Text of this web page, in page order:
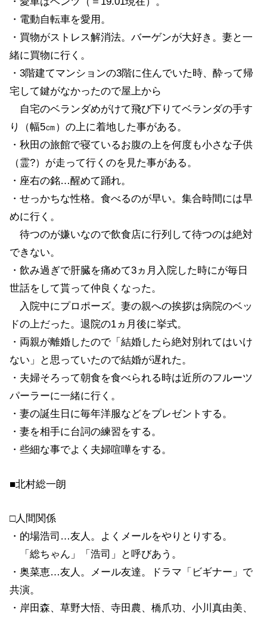
・電動自転車を愛用。
・買物がストレス解消法。バーゲンが大好き。妻と一
緒に買物に行く。
・3階建てマンションの3階に住んでいた時、酔って帰
宅して鍵がなかったので屋上から
自宅のベランダめがけて飛び下りてベランダの手す
り（幅5㎝）の上に着地した事がある。
・秋田の旅館で寝ているお腹の上を何度も小さな子供
（霊?）が走って行くのを見た事がある。
・座右の銘…醒めて踊れ。
・せっかちな性格。食べるのが早い。集合時間には早
めに行く。
待つのが嫌いなので飲食店に行列して待つのは絶対
できない。
・飲み過ぎで肝臓を痛めて3ヵ月入院した時にが毎日
世話をして貰って仲良くなった。
入院中にプロポーズ。妻の親への挨拶は病院のベッ
ドの上だった。退院の1ヵ月後に挙式。
・両親が離婚したので「結婚したら絶対別れてはいけ
ない」と思っていたので結婚が遅れた。
・夫婦そろって朝食を食べられる時は近所のフルーツ
パーラーに一緒に行く。
・妻の誕生日に毎年洋服などをプレゼントする。
・妻を相手に台詞の練習をする。
・些細な事でよく夫婦喧嘩をする。
■北村総一朗
□人間関係
・的場浩司…友人。よくメールをやりとりする。
「総ちゃん」「浩司」と呼びあう。
・奥菜恵…友人。メール友達。ドラマ「ビギナー」で
共演。
・岸田森、草野大悟、寺田農、橋爪功、小川真由美、